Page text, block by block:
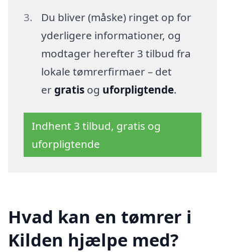
Du bliver (måske) ringet op for
yderligere informationer, og
modtager herefter 3 tilbud fra
lokale tømrerfirmaer – det
er gratisog uforpligtende.
Indhent 3 tilbud, gratis og
uforpligtende
Hvad kan en tømrer i
Kilden hjælpe med?